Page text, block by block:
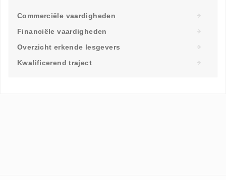
Commerciële vaardigheden
Financiële vaardigheden
Overzicht erkende lesgevers
Kwalificerend traject